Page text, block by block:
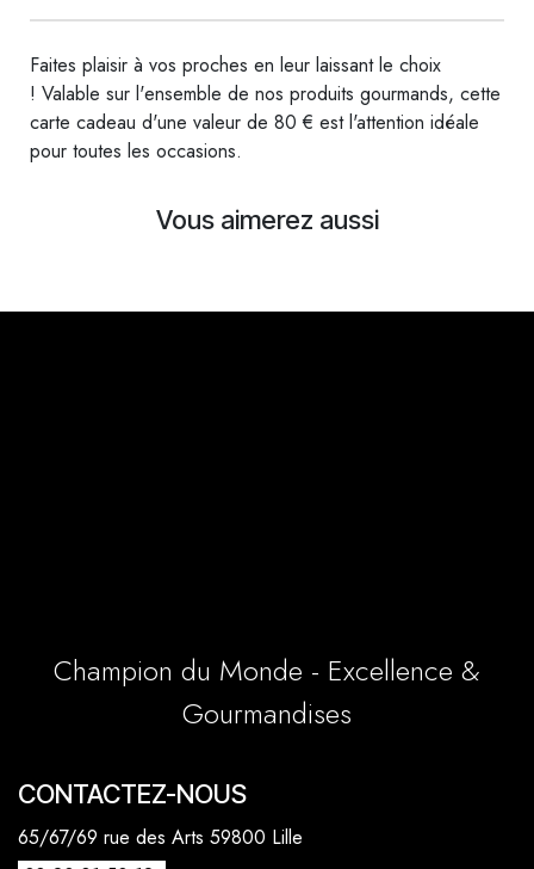
Faites plaisir à vos proches en leur laissant le choix
! Valable sur l'ensemble de nos produits gourmands, cette
carte cadeau d'une valeur de 80 € est l'attention idéale
pour toutes les occasions.
Vous aimerez aussi
CONTACTEZ-NOUS
65/67/69 rue des Arts 59800 Lille
Champion du Monde - Excellence &
Gourmandises